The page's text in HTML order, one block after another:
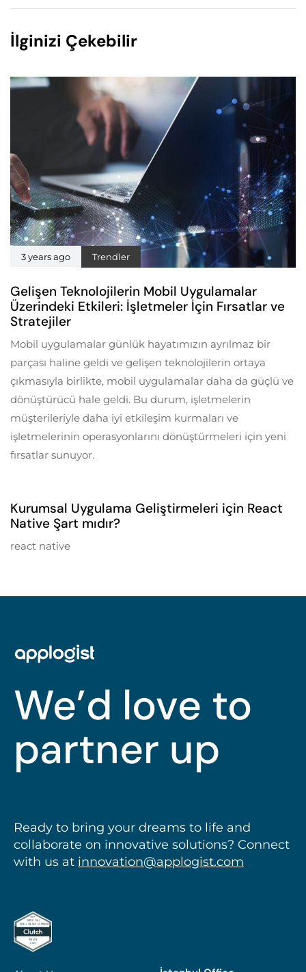
İlginizi Çekebilir
3 years ago Trendler
Gelişen Teknolojilerin Mobil Uygulamalar
Üzerindeki Etkileri: İşletmeler İçin Fırsatlar ve
Stratejiler
Mobil uygulamalar günlük hayatımızın ayrılmaz bir
parçası haline geldi ve gelişen teknolojilerin ortaya
çıkmasıyla birlikte, mobil uygulamalar daha da güçlü ve
dönüştürücü hale geldi. Bu durum, işletmelerin
müşterileriyle daha iyi etkileşim kurmaları ve
işletmelerinin operasyonlarını dönüştürmeleri için yeni
fırsatlar sunuyor.
Kurumsal Uygulama Geliştirmeleri için React
Native Şart mıdır?
react native
We’d love to
talk
Ready to bring your dreams to life and
collaborate on innovative solutions? Connect
with us at innovation@applogist.com